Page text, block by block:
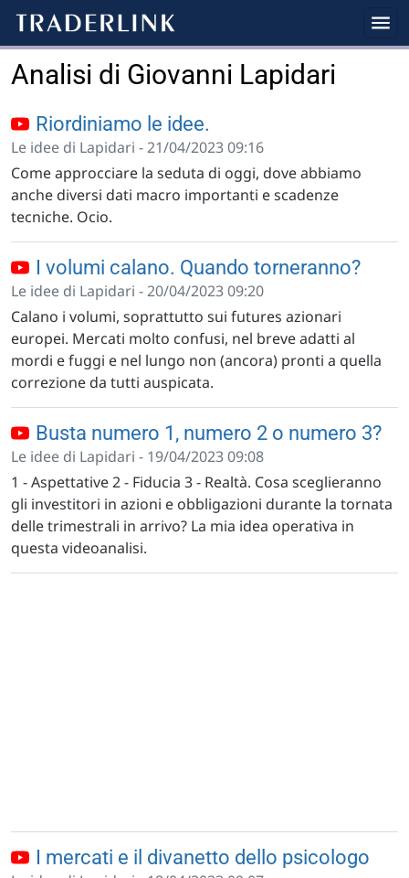
Analisi di Giovanni Lapidari
Riordiniamo le idee.
Le idee di Lapidari - 21/04/2023 09:16
Come approcciare la seduta di oggi, dove abbiamo
anche diversi dati macro importanti e scadenze
tecniche. Ocio.
I volumi calano. Quando torneranno?
Le idee di Lapidari - 20/04/2023 09:20
Calano i volumi, soprattutto sui futures azionari
europei. Mercati molto confusi, nel breve adatti al
mordi e fuggi e nel lungo non (ancora) pronti a quella
correzione da tutti auspicata.
Busta numero 1, numero 2 o numero 3?
Le idee di Lapidari - 19/04/2023 09:08
1 - Aspettative 2 - Fiducia 3 - Realtà. Cosa sceglieranno
gli investitori in azioni e obbligazioni durante la tornata
delle trimestrali in arrivo? La mia idea operativa in
questa videoanalisi.
I mercati e il divanetto dello psicologo